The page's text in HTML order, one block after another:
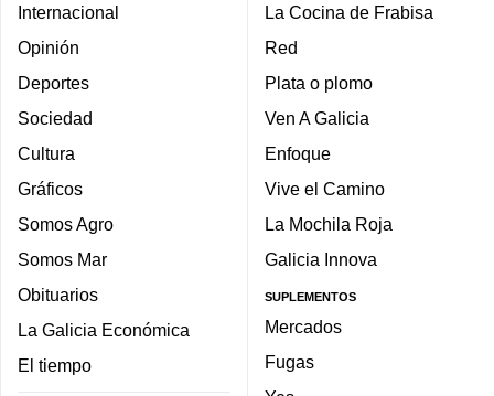
Internacional
Opinión
Deportes
Sociedad
Cultura
Gráficos
Somos Agro
Somos Mar
Obituarios
La Galicia Económica
El tiempo
La Cocina de Frabisa
Red
Plata o plomo
Ven A Galicia
Enfoque
Vive el Camino
La Mochila Roja
Galicia Innova
SUPLEMENTOS
Mercados
Fugas